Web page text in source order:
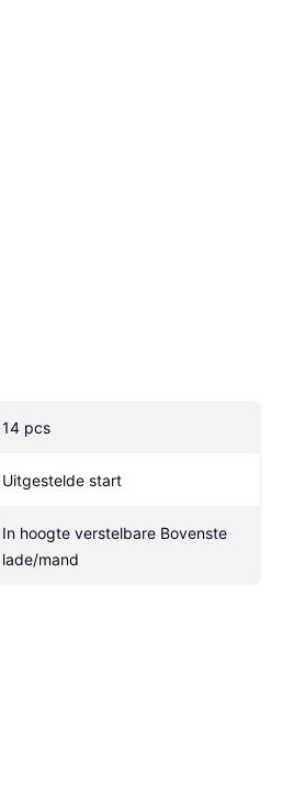
14 pcs
Uitgestelde start
In hoogte verstelbare Bovenste
lade/mand